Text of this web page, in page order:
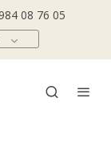
08 76 05